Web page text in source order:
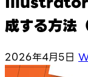
成する方法
2026年4月5日